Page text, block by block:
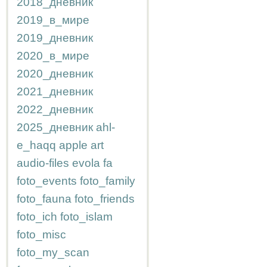
2019_в_мире
2019_дневник
2020_в_мире
2020_дневник
2021_дневник
2022_дневник
2025_дневник ahl-
e_haqq apple art
audio-files evola fa
foto_events foto_family
foto_fauna foto_friends
foto_ich foto_islam
foto_misc
foto_my_scan